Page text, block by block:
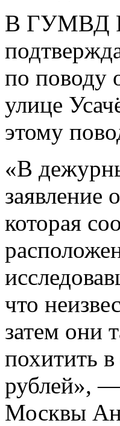
В ГУМВД
по поводу
улице
этому
«В
заявление
которая
что
затем они
похитить
рублей», —
Москвы